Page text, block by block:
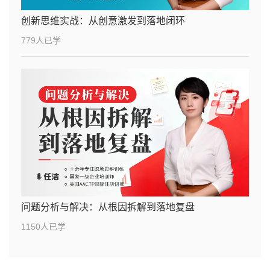
创新思维实战：从创意激发到落地闭环
779人已学
问题分析与解决：从根因拆解到落地复盘
1150人已学